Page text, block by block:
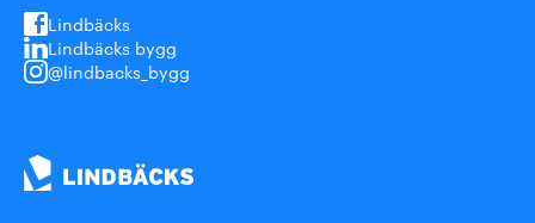
Lindbäcks
Lindbäcks bygg
@lindbacks_bygg